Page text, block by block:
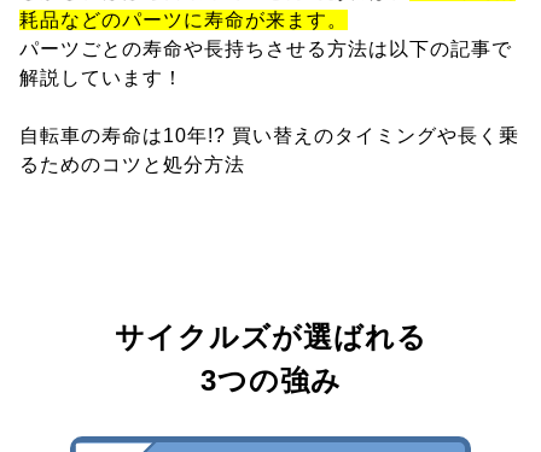
耗品などのパーツに寿命が来ます。
パーツごとの寿命や長持ちさせる方法は以下の記事で
解説しています！
自転車の寿命は10年!? 買い替えのタイミングや長く乗
るためのコツと処分方法
サイクルズが選ばれる
3つの強み